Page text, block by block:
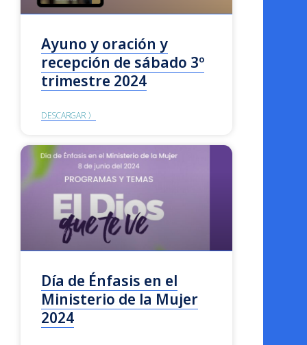
Ayuno y oración y
recepción de sábado 3º
trimestre 2024
DESCARGAR 〉
Día de Énfasis en el
Ministerio de la Mujer
2024